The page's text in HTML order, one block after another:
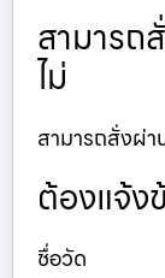
สามารถ
ไม่
สามารถสั่งผ่า
ต้องแจ้ง
ชื่อวัด